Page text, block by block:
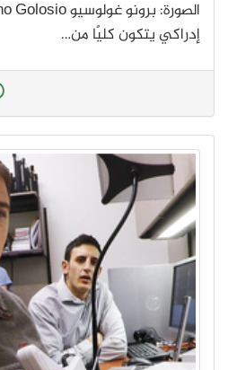
إدراكي يتكون كليًا من…